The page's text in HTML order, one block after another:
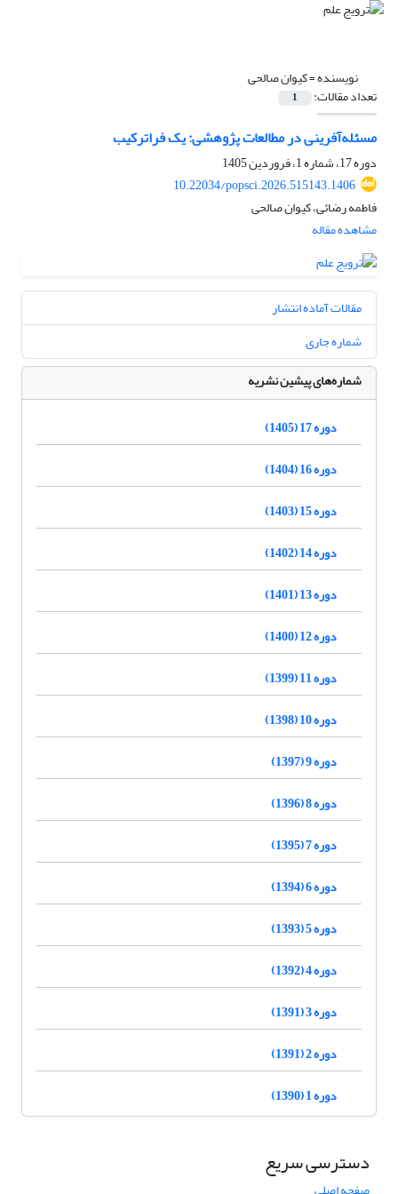
نویسنده =کیوان صالحی
تعداد مقالات: 1
مسئله‌آفرینی در مطالعات پژوهشی: یک فراترکیب
دوره 17، شماره 1، فروردین 1405
10.22034/popsci.2026.515143.1406
فاطمه رضائی، کیوان صالحی
مشاهده مقاله
مقالات آماده انتشار
شماره جاری
شماره‌های پیشین نشریه
دوره 17 (1405)
دوره 16 (1404)
دوره 15 (1403)
دوره 14 (1402)
دوره 13 (1401)
دوره 12 (1400)
دوره 11 (1399)
دوره 10 (1398)
دوره 9 (1397)
دوره 8 (1396)
دوره 7 (1395)
دوره 6 (1394)
دوره 5 (1393)
دوره 4 (1392)
دوره 3 (1391)
دوره 2 (1391)
دوره 1 (1390)
دسترسی سریع